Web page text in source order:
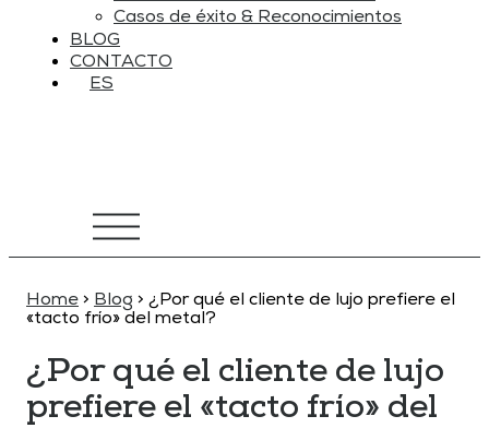
Casos de éxito & Reconocimientos
BLOG
CONTACTO
ES
Home > Blog > ¿Por qué el cliente de lujo prefiere el
«tacto frío» del metal?
¿Por qué el cliente de lujo
prefiere el «tacto frío» del